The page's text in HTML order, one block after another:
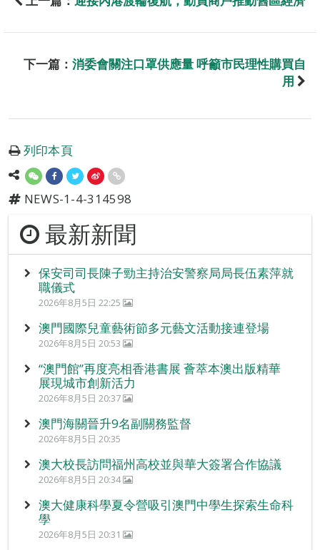
下一篇： 消委會關注口罩供應量 呼籲市民理性購買自
用
列印本頁
NEWS-1-4-314598
最新新聞
保安司司長陳子勁主持治安警察局局長伍素萍就
職儀式
2026年8月5日 22:25
澳門國際兒童藝術節多元藝文活動接連登場
2026年8月5日 20:53
“澳門館”再度亮相香港書展 薈萃本澳出版精華
展現城市創新活力
2026年8月5日 20:37
澳門海關晉升9名副關務監督
2026年8月5日 20:35
澳大校長訪問福州高校並與華大簽署合作協議
2026年8月5日 20:34
澳大健康科學夏令營吸引澳門中學生探索生命科
學
2026年8月5日 20:31